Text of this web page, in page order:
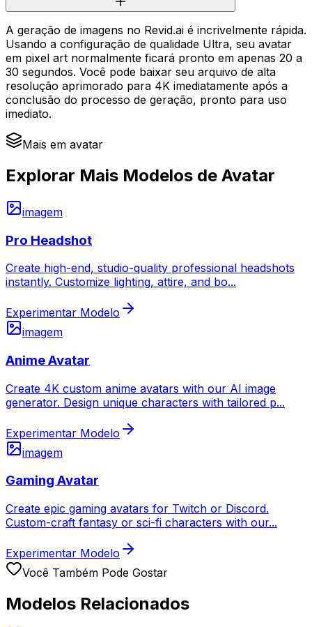
A geração de imagens no Revid.ai é incrivelmente rápida.
Usando a configuração de qualidade Ultra, seu avatar
em pixel art normalmente ficará pronto em apenas 20 a
30 segundos. Você pode baixar seu arquivo de alta
resolução aprimorado para 4K imediatamente após a
conclusão do processo de geração, pronto para uso
imediato.
Mais em avatar
Explorar Mais Modelos de Avatar
imagem
Pro Headshot
Create high-end, studio-quality professional headshots
instantly. Customize lighting, attire, and bo...
Experimentar Modelo
imagem
Anime Avatar
Create 4K custom anime avatars with our AI image
generator. Design unique characters with tailored p...
Experimentar Modelo
imagem
Gaming Avatar
Create epic gaming avatars for Twitch or Discord.
Custom-craft fantasy or sci-fi characters with our...
Experimentar Modelo
Você Também Pode Gostar
Modelos Relacionados